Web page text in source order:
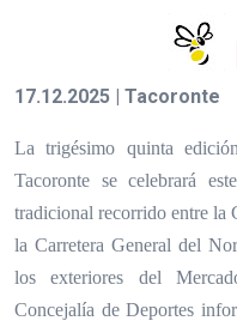
17.12.2025 | Tacoronte
La trigésimo quinta
Tacoronte se celebrará
tradicional recorrido entre la
la Carretera General del
los exteriores del
Concejalía de Deportes